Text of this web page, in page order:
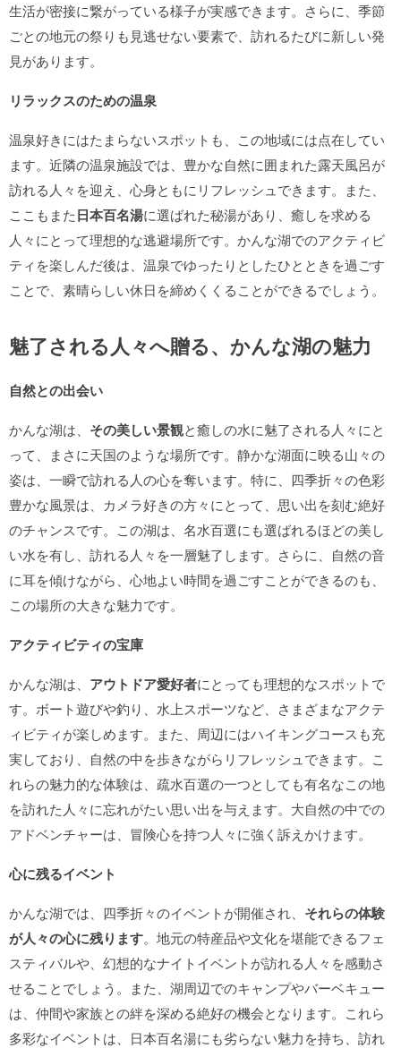
生活が密接に繋がっている様子が実感できます。さらに、季節
ごとの地元の祭りも見逃せない要素で、訪れるたびに新しい発
見があります。
リラックスのための温泉
温泉好きにはたまらないスポットも、この地域には点在してい
ます。近隣の温泉施設では、豊かな自然に囲まれた露天風呂が
訪れる人々を迎え、心身ともにリフレッシュできます。また、
ここもまた日本百名湯に選ばれた秘湯があり、癒しを求める
人々にとって理想的な逃避場所です。かんな湖でのアクティビ
ティを楽しんだ後は、温泉でゆったりとしたひとときを過ごす
ことで、素晴らしい休日を締めくくることができるでしょう。
魅了される人々へ贈る、かんな湖の魅力
自然との出会い
かんな湖は、 その美しい景観と癒しの水に魅了される人々にと
って、まさに天国のような場所です。静かな湖面に映る山々の
姿は、一瞬で訪れる人の心を奪います。特に、四季折々の色彩
豊かな風景は、カメラ好きの方々にとって、思い出を刻む絶好
のチャンスです。この湖は、名水百選にも選ばれるほどの美し
い水を有し、訪れる人々を一層魅了します。さらに、自然の音
に耳を傾けながら、心地よい時間を過ごすことができるのも、
この場所の大きな魅力です。
アクティビティの宝庫
かんな湖は、 アウトドア愛好者にとっても理想的なスポットで
す。ボート遊びや釣り、水上スポーツなど、さまざまなアクテ
ィビティが楽しめます。また、周辺にはハイキングコースも充
実しており、自然の中を歩きながらリフレッシュできます。こ
れらの魅力的な体験は、疏水百選の一つとしても有名なこの地
を訪れた人々に忘れがたい思い出を与えます。大自然の中での
アドベンチャーは、冒険心を持つ人々に強く訴えかけます。
心に残るイベント
かんな湖では、四季折々のイベントが開催され、 それらの体験
が人々の心に残ります。地元の特産品や文化を堪能できるフェ
スティバルや、幻想的なナイトイベントが訪れる人々を感動さ
せることでしょう。また、湖周辺でのキャンプやバーベキュー
は、仲間や家族との絆を深める絶好の機会となります。これら
多彩なイベントは、日本百名湯にも劣らない魅力を持ち、訪れ